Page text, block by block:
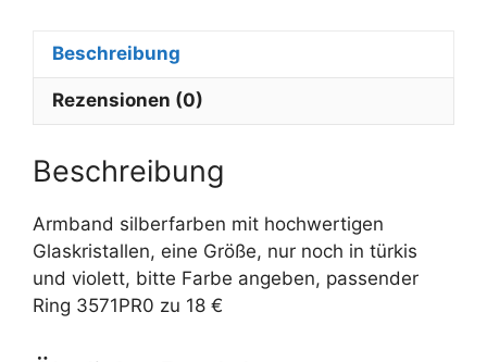
Beschreibung
Rezensionen (0)
Beschreibung
Armband silberfarben mit hochwertigen
Glaskristallen, eine Größe, nur noch in türkis
und violett, bitte Farbe angeben, passender
Ring 3571PR0 zu 18 €